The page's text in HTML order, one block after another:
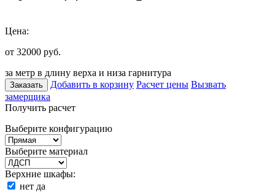
Цена:
от 32000 руб.
за метр в длину верха и низа гарнитура
Заказать Добавить в корзину Расчет цены Вызвать
замерщика
Получить расчет
Выберите конфигурацию
Выберите материал
Верхние шкафы:
нет да